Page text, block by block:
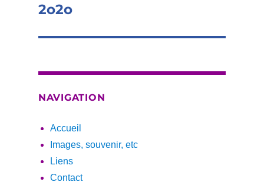
suivante :
2o2o
NAVIGATION
Accueil
Images, souvenir, etc
Liens
Contact